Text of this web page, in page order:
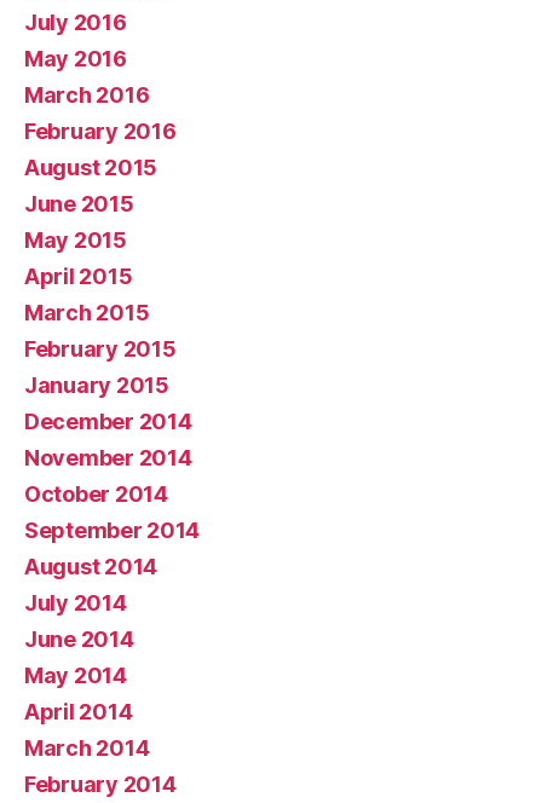
July 2016
May 2016
March 2016
February 2016
August 2015
June 2015
May 2015
April 2015
March 2015
February 2015
January 2015
December 2014
November 2014
October 2014
September 2014
August 2014
July 2014
June 2014
May 2014
April 2014
March 2014
February 2014